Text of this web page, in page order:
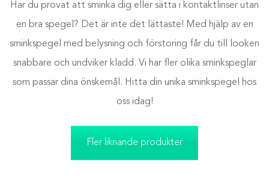
Har du provat att sminka dig eller sätta i kontaktlinser utan
en bra spegel? Det är inte det lättaste! Med hjälp av en
sminkspegel med belysning och förstoring får du till looken
snabbare och undviker kladd. Vi har fler olika sminkspeglar
som passar dina önskemål. Hitta din unika sminkspegel hos
oss idag!
Fler liknande produkter